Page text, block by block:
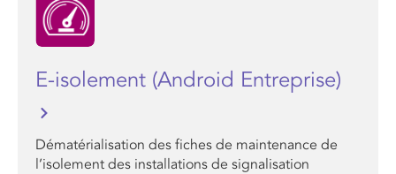
E-isolement (Android Entreprise)
Dématérialisation des fiches de maintenance de
l’isolement des installations de signalisation